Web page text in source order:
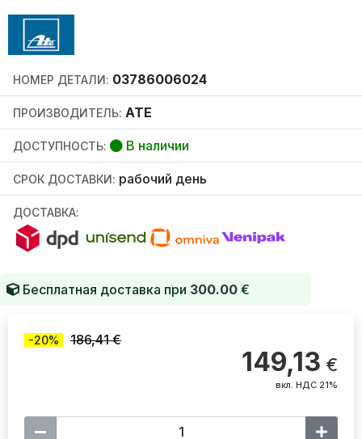
НОМЕР ДЕТАЛИ: 03786006024
ПРОИЗВОДИТЕЛЬ: ATE
ДОСТУПНОСТЬ: В наличии
СРОК ДОСТАВКИ: рабочий день
ДОСТАВКА:
Бесплатная доставка при 300.00 €
-20% 186,41 €
149,13 €
вкл. НДС 21%